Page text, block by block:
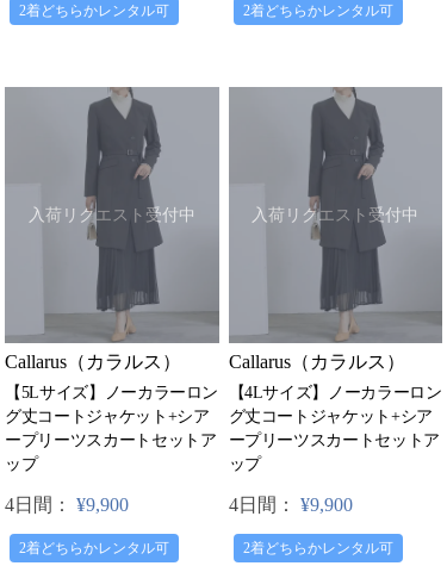
2着どちらかレンタル可 2着どちらかレンタル可
入荷リクエスト受付中
Callarus（カラルス）
【5Lサイズ】ノーカラーロン
グ丈コートジャケット+シア
ープリーツスカートセットア
ップ
4日間： ¥9,900
2着どちらかレンタル可
入荷リクエスト受付中
Callarus（カラルス）
【4Lサイズ】ノーカラーロン
グ丈コートジャケット+シア
ープリーツスカートセットア
ップ
4日間： ¥9,900
2着どちらかレンタル可